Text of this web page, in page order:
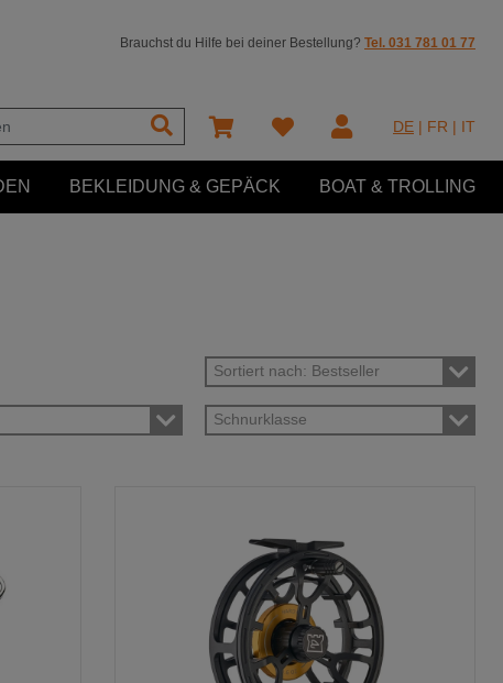
Brauchst du Hilfe bei deiner Bestellung? Tel. 031 781 01 77
DE FR IT
BEKLEIDUNG & GEPÄCK BOAT & TROLLING
Sortiert nach: Bestseller
Schnurklasse